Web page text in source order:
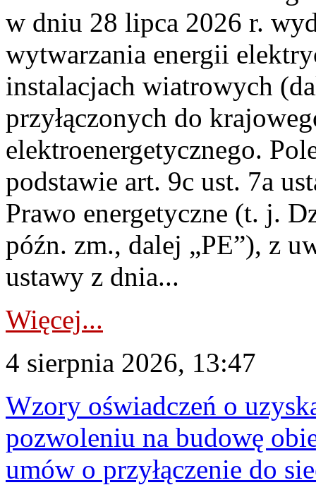
w dniu 28 lipca 2026 r.
wytwarzania energii
instalacjach wiatrowych
przyłączonych do
elektroenergetycznego.
podstawie art. 9c ust. 7a
Prawo energetyczne (t. j.
późn. zm., dalej „PE”), z
ustawy z dnia...
Więcej...
4 sierpnia 2026, 13:47
Wzory oświadczeń o
pozwoleniu na budowę
umów o przyłączenie do